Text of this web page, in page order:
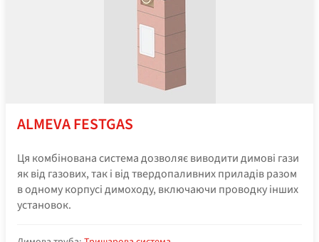
ALMEVA FESTGAS
Ця комбінована система дозволяє виводити димові гази
як від газових, так і від твердопаливних приладів разом
в одному корпусі димоходу, включаючи проводку інших
установок.